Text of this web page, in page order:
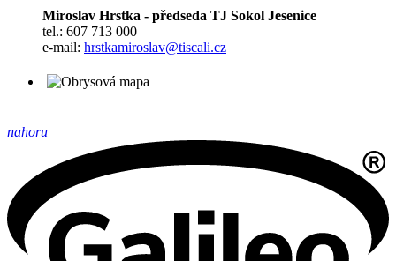
Miroslav Hrstka - předseda TJ Sokol Jesenice
tel.: 607 713 000
e-mail: hrstkamiroslav@tiscali.cz
nahoru